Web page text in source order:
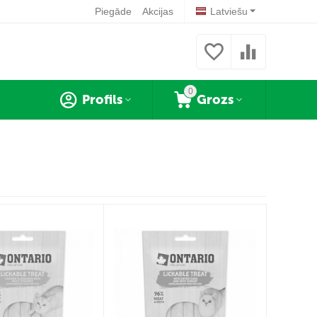
Latviešu
Piegāde Akcijas
0
Grozs
Profils